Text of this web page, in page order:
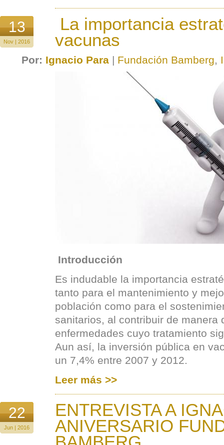
13
Nov | 2016
La importancia
vacunas
Por: Ignacio Para | Fundación Bamberg,
Introducción
Es indudable la importancia
tanto para el mantenimiento y
población como para el
sanitarios, al contribuir de manera
enfermedades cuyo tratamiento
Aun así, la inversión pública en
un 7,4% entre 2007 y 2012.
Leer más >>
22
Jun | 2016
ENTREVISTA A
ANIVERSARIO